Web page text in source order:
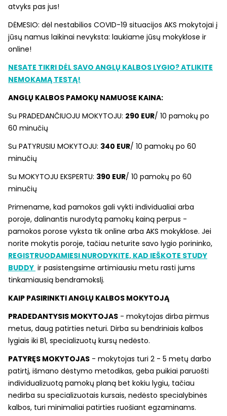
atvyks pas jus!
DĖMESIO: dėl nestabilios COVID-19 situacijos AKS mokytojai į
jūsų namus laikinai nevyksta: laukiame jūsų mokyklose ir
online!
NESATE TIKRI DĖL SAVO ANGLŲ KALBOS LYGIO? ATLIKITE
NEMOKAMĄ TESTĄ!
ANGLŲ KALBOS PAMOKŲ NAMUOSE KAINA:
Su PRADEDANČIUOJU MOKYTOJU: 290 EUR/ 10 pamokų po
60 minučių
Su PATYRUSIU MOKYTOJU: 340 EUR/ 10 pamokų po 60
minučių
Su MOKYTOJU EKSPERTU: 390 EUR/ 10 pamokų po 60
minučių
Primename, kad pamokos gali vykti individualiai arba
poroje, dalinantis nurodytą pamokų kainą perpus -
pamokos porose vyksta tik online arba AKS mokyklose. Jei
norite mokytis poroje, tačiau neturite savo lygio porininko,
REGISTRUODAMIESI NURODYKITE, KAD IEŠKOTE STUDY
BUDDY ir pasistengsime artimiausiu metu rasti jums
tinkamiausią bendramokslį.
KAIP PASIRINKTI ANGLŲ KALBOS MOKYTOJĄ
PRADEDANTYSIS MOKYTOJAS - mokytojas dirba pirmus
metus, daug patirties neturi. Dirba su bendriniais kalbos
lygiais iki B1, specializuotų kursų nedėsto.
PATYRĘS MOKYTOJAS - mokytojas turi 2 - 5 metų darbo
patirtį, išmano dėstymo metodikas, geba puikiai paruošti
individualizuotą pamokų planą bet kokiu lygiu, tačiau
nedirba su specializuotais kursais, nedėsto specialybinės
kalbos, turi minimaliai patirties ruošiant egzaminams.